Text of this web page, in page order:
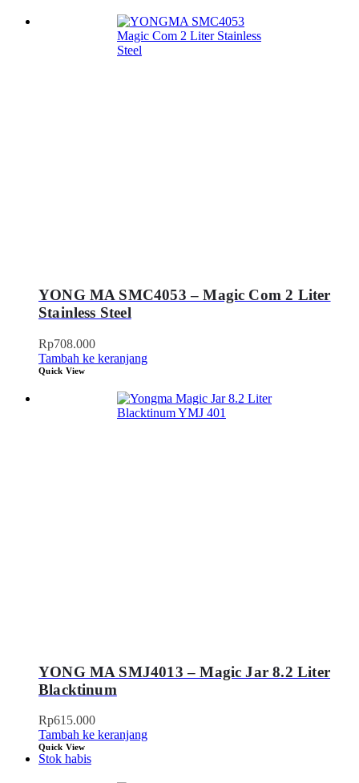
YONG MA SMC4053 – Magic Com 2 Liter
Stainless Steel
Rp708.000
Tambah ke keranjang
Quick View
YONG MA SMJ4013 – Magic Jar 8.2 Liter
Blacktinum
Rp615.000
Tambah ke keranjang
Quick View
Stok habis